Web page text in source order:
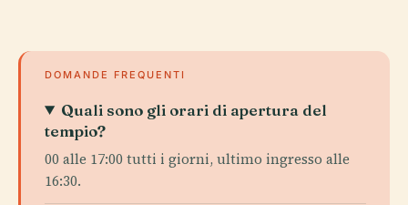
DOMANDE FREQUENTI
Quali sono gli orari di apertura del
tempio?
00 alle 17:00 tutti i giorni, ultimo ingresso alle
16:30.